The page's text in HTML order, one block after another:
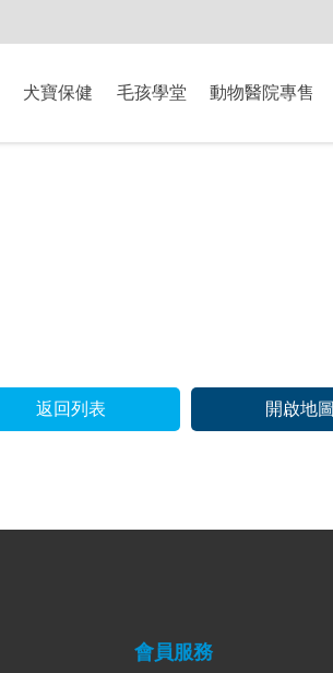
犬寶保健 毛孩學堂 動物醫院專售
返回列表 開啟地圖
會員服務